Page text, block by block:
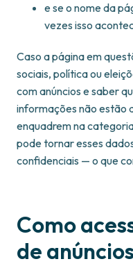
e se o nome da
vezes isso
Caso a página em
sociais, política ou
com anúncios e saber
informações não estão
enquadrem na
pode tornar esses
confidenciais — o que
Como
de